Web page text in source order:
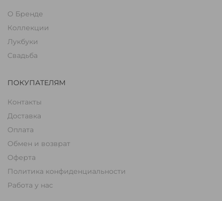
О Бренде
Коллекции
Лукбуки
Свадьба
ПОКУПАТЕЛЯМ
Контакты
Доставка
Оплата
Обмен и возврат
Оферта
Политика конфиденциальности
Работа у нас